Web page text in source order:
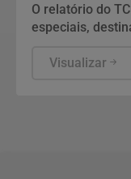
O relatório do
especiais,
recursos
Visualizar